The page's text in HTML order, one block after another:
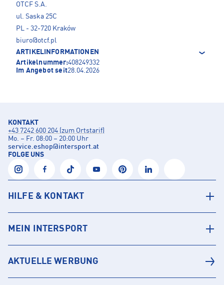
OTCF S.A.
ul. Saska 25C
PL - 32-720 Kraków
biuro@otcf.pl
ARTIKELINFORMATIONEN
Artikelnummer:408249332
Im Angebot seit28.04.2026
KONTAKT
+43 7242 600 204 (zum Ortstarif)
Mo. – Fr. 08:00 – 20:00 Uhr
service.eshop@intersport.at
FOLGE UNS
HILFE & KONTAKT
MEIN INTERSPORT
AKTUELLE WERBUNG